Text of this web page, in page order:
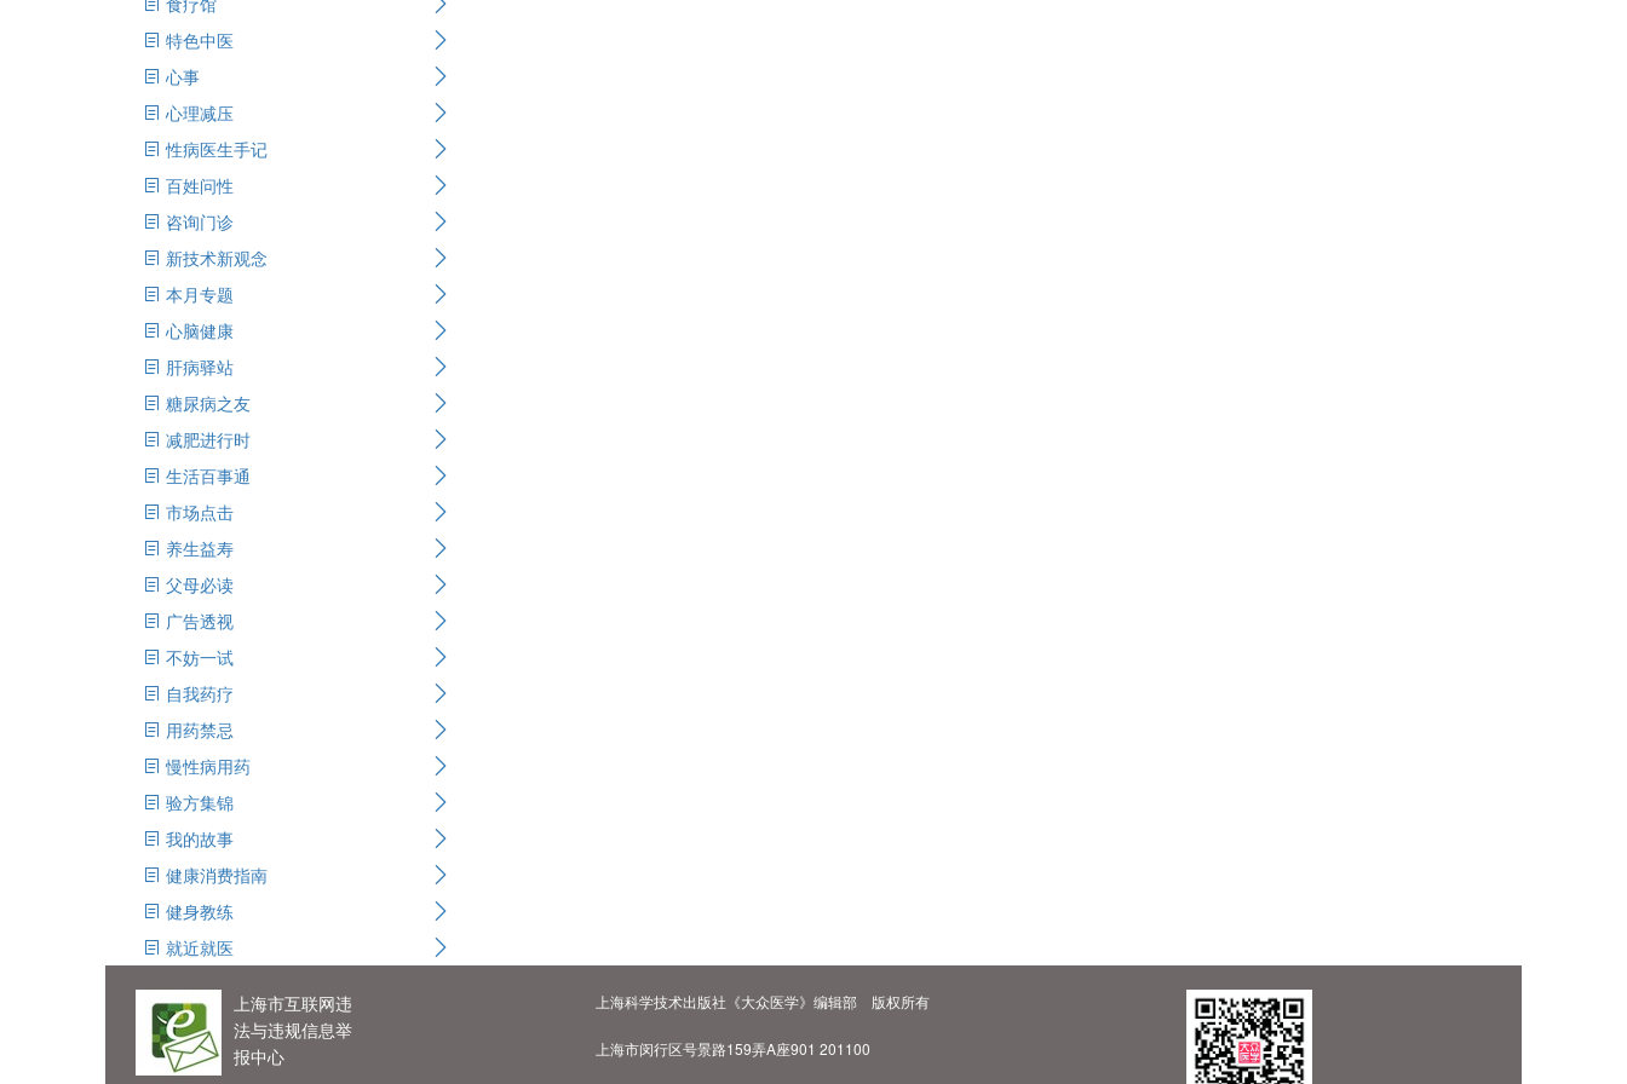
特色中医
心事
心理减压
性病医生手记
百姓问性
咨询门诊
新技术新观念
本月专题
心脑健康
肝病驿站
糖尿病之友
减肥进行时
生活百事通
市场点击
养生益寿
父母必读
广告透视
不妨一试
自我药疗
用药禁忌
慢性病用药
验方集锦
我的故事
健康消费指南
健身教练
就近就医
上海市互联网违
法与违规信息举
报中心
上海科学技术出版社《大众医学》编辑部 版权所有
上海市闵行区号景路159弄A座901 201100